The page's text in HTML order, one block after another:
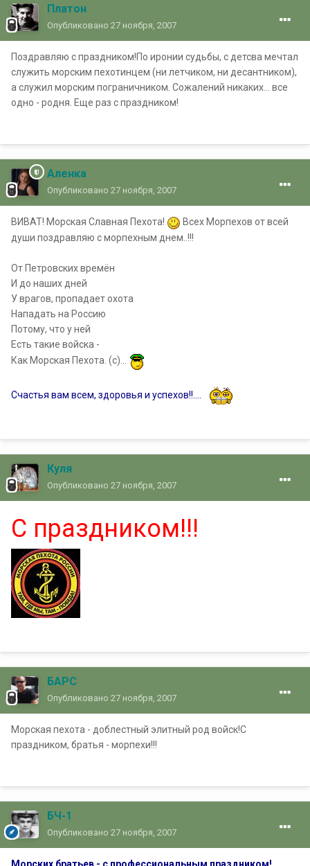
Платон
Опубликовано 27 ноября, 2007
Поздравляю с праздником!По иронии судьбы, с детсва мечтал
служить морским пехотинцем (ни летчиком, ни десантником),
а служил морским пограничником. Сожалений никаких... все
одно - родня. Еще раз с праздником!
Аленка
Опубликовано 27 ноября, 2007
ВИВАТ! Морская Славная Пехота!
Всех Морпехов от всей
души поздравляю с морпехным днем..!!!
От Петровских времён
И до наших дней
У врагов, пропадает охота
Нападать на Россию
Потому, что у ней
Есть такие войска -
Как Морская Пехота. (с)...
Счастья вам всем, здоровья и успехов!!....
Куля
Опубликовано 27 ноября, 2007
С праздником!!!
БАРС
Опубликовано 27 ноября, 2007
Морская пехота - доблестный элитный род войск!С
праздником, братья - морпехи!!!
БЧ-1
Опубликовано 27 ноября, 2007
Морских братьев - с профессиональным праздником!